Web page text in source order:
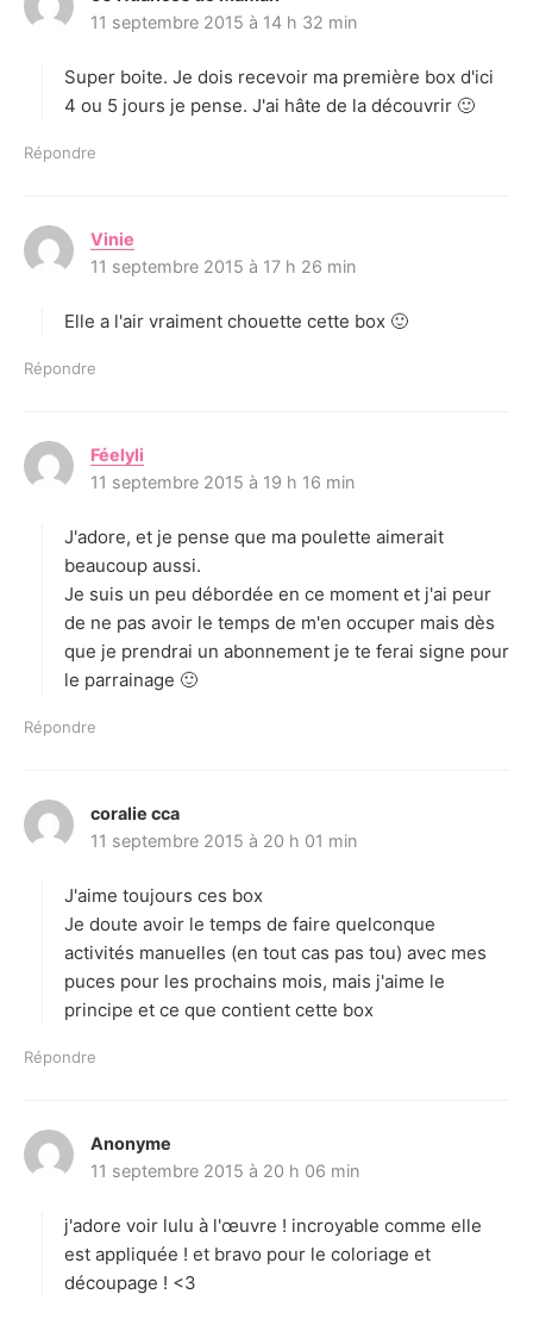
i
:
11 septembre 2015 à 14 h 32 min
Super boite. Je dois recevoir ma première box d'ici
4 ou 5 jours je pense. J'ai hâte de la découvrir 🙂
Répondre
Vinie
i
:
11 septembre 2015 à 17 h 26 min
Elle a l'air vraiment chouette cette box 🙂
Répondre
Féelyli
i
:
11 septembre 2015 à 19 h 16 min
J'adore, et je pense que ma poulette aimerait
beaucoup aussi.
Je suis un peu débordée en ce moment et j'ai peur
de ne pas avoir le temps de m'en occuper mais dès
que je prendrai un abonnement je te ferai signe pour
le parrainage 🙂
Répondre
coralie cca
i
:
11 septembre 2015 à 20 h 01 min
J'aime toujours ces box
Je doute avoir le temps de faire quelconque
activités manuelles (en tout cas pas tou) avec mes
puces pour les prochains mois, mais j'aime le
principe et ce que contient cette box
Répondre
Anonyme
i
:
11 septembre 2015 à 20 h 06 min
j'adore voir lulu à l'œuvre ! incroyable comme elle
est appliquée ! et bravo pour le coloriage et
découpage ! <3